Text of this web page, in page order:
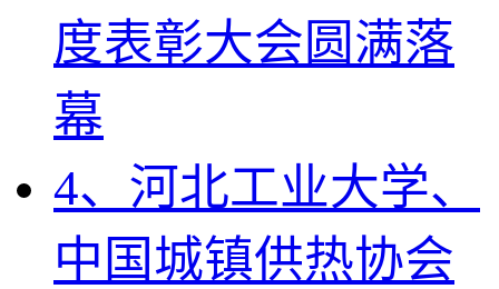
度表彰大会圆满落
幕
4、河北工业大学、
中国城镇供热协会